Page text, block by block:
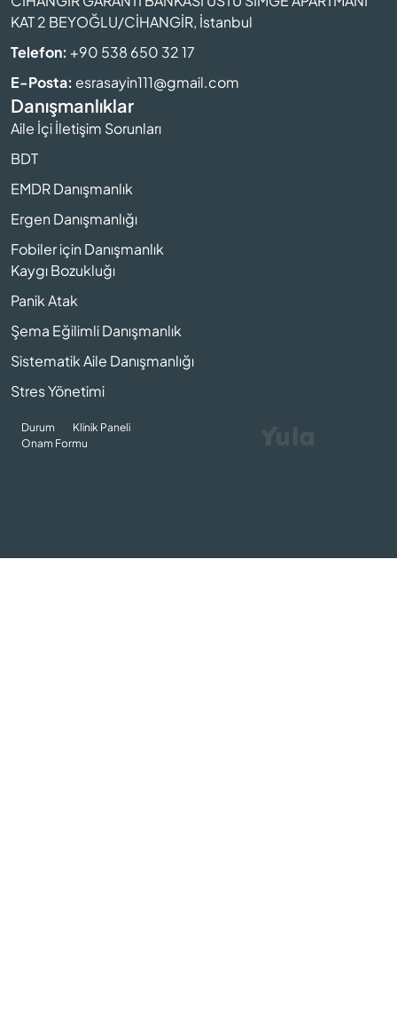
KAT 2 BEYOĞLU/CİHANGİR, İstanbul
Telefon: +90 538 650 32 17
E-Posta: esrasayin111@gmail.com
Danışmanlıklar
Aile İçi İletişim Sorunları
BDT
EMDR Danışmanlık
Ergen Danışmanlığı
Fobiler için Danışmanlık
Kaygı Bozukluğı
Panik Atak
Şema Eğilimli Danışmanlık
Sistematik Aile Danışmanlığı
Stres Yönetimi
Durum
Klinik Paneli
Onam Formu